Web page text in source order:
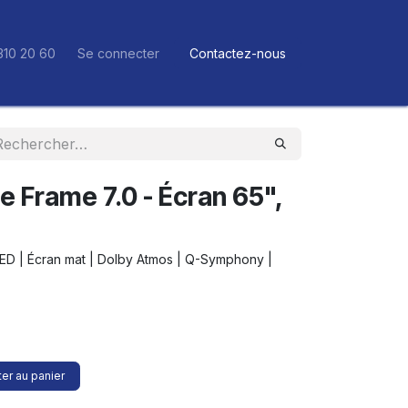
20 60 Se connecter Contactez-nous
Frame 7.0 - Écran 65",
| Écran mat | Dolby Atmos | Q-Symphony |
au panier